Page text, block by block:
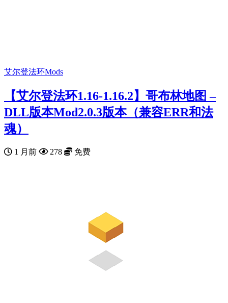
艾尔登法环Mods
【艾尔登法环1.16-1.16.2】哥布林地图 –
DLL版本Mod2.0.3版本（兼容ERR和法
魂）
1 月前 278 免费